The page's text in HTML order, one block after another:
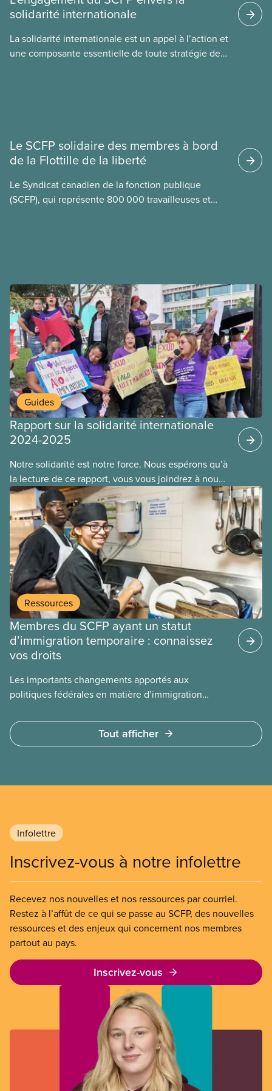
solidarité internationale
La solidarité internationale est un appel à l’action et
une composante essentielle de toute stratégie de
Le SCFP solidaire des membres à bord
de la Flottille de la liberté
Le Syndicat canadien de la fonction publique
(SCFP), qui représente 800 000 travailleuses et
autorités israéliennes.
Guides
Rapport sur la solidarité internationale
2024-2025
Notre solidarité est notre force. Nous espérons qu’à
la lecture de ce rapport, vous vous joindrez à nous
pour soutenir les travailleuses et travailleurs du
monde entier. Ensemble, nous surmonterons nos
défis collectifs et construirons un monde meilleur.
Ressources
Membres du SCFP ayant un statut
d’immigration temporaire : connaissez
vos droits
Les importants changements apportés aux
politiques fédérales en matière d’immigration
millions de personnes, les exposant à un risque
d’expulsion au cours des deux prochaines années.
Tout afficher
Infolettre
Inscrivez-vous à notre infolettre
Recevez nos nouvelles et nos ressources par courriel.
Restez à l’affût de ce qui se passe au SCFP, des nouvelles
ressources et des enjeux qui concernent nos membres
partout au pays.
Inscrivez-vous